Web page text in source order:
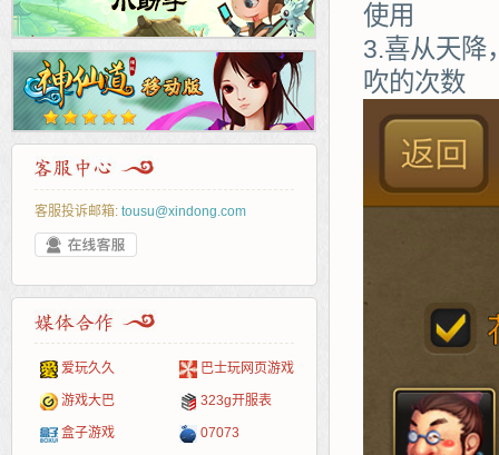
客服投诉邮箱: tousu@xindong.com
爱玩久久 巴士玩网页游戏
游戏大巴 323g开服表
盒子游戏 07073
新浪
网易
中华网
Cwan
游侠网页游戏 40407
一游网
斗蟹网页游戏 游戏
使用
3.喜从天降
吹的次数